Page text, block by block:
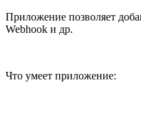
Приложение позволяет
Webhook и др.
Что умеет приложение: